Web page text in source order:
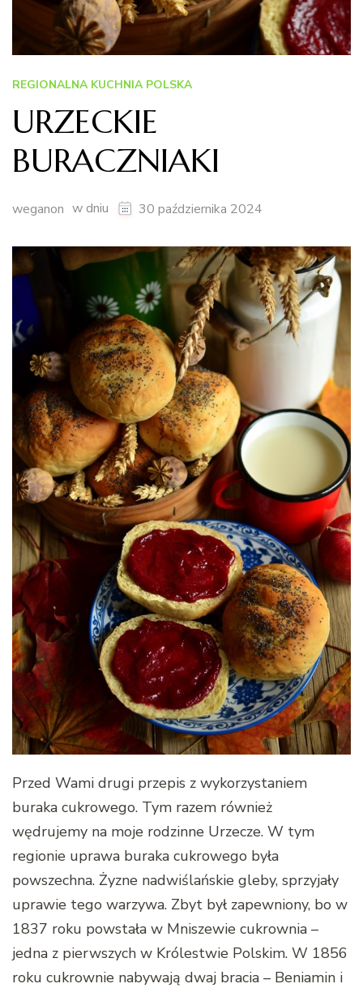
REGIONALNA KUCHNIA POLSKA
URZECKIE
BURACZNIAKI
weganon w dniu 30 października 2024
Przed Wami drugi przepis z wykorzystaniem
buraka cukrowego. Tym razem również
wędrujemy na moje rodzinne Urzecze. W tym
regionie uprawa buraka cukrowego była
powszechna. Żyzne nadwiślańskie gleby, sprzyjały
uprawie tego warzywa. Zbyt był zapewniony, bo w
1837 roku powstała w Mniszewie cukrownia –
jedna z pierwszych w Królestwie Polskim. W 1856
roku cukrownie nabywają dwaj bracia – Beniamin i